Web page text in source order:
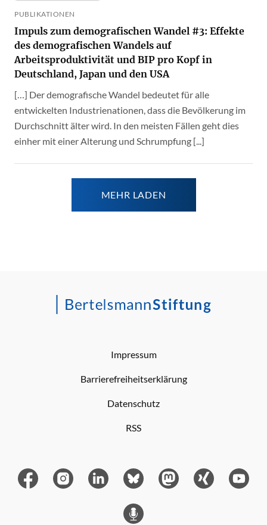
PUBLIKATIONEN
Impuls zum demografischen Wandel #3: Effekte
des demografischen Wandels auf
Arbeitsproduktivität und BIP pro Kopf in
Deutschland, Japan und den USA
[…] Der demografische Wandel bedeutet für alle
entwickelten Industrienationen, dass die Bevölkerung im
Durchschnitt älter wird. In den meisten Fällen geht dies
einher mit einer Alterung und Schrumpfung [...]
MEHR LADEN
Impressum
Barrierefreiheitserklärung
Datenschutz
RSS